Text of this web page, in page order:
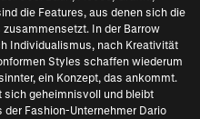
die Features, aus denen sich die
In der Barrow
Individualismus, nach Kreativität
Styles schaffen wiederum
ein Konzept, das ankommt.
sich geheimnisvoll und bleibt
Fashion-Unternehmer Dario